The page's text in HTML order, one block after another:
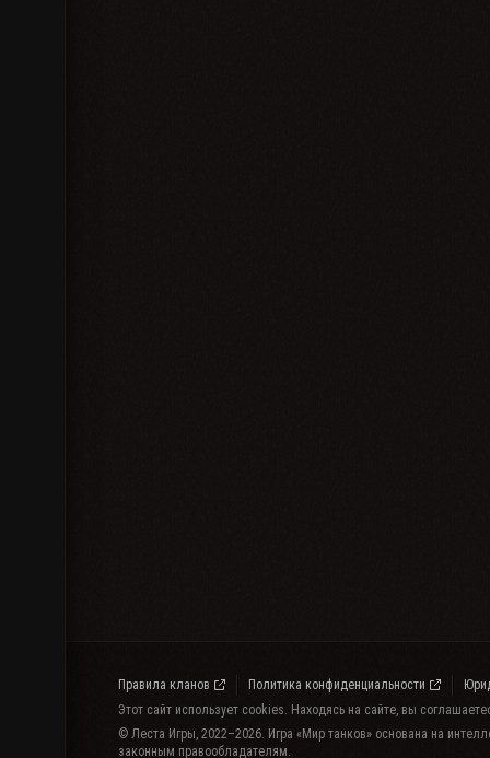
Правила кланов Политика конфиденциальности
Этот сайт использует cookies. Находясь на сайте, вы
© Леста Игры, 2022–2026. Игра «Мир танков» основана на
законным правообладателям.